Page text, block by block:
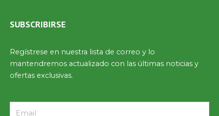
SUBSCRIBIRSE
Regístrese en nuestra lista de correo y lo
mantendremos actualizado con las últimas noticias y
ofertas exclusivas.